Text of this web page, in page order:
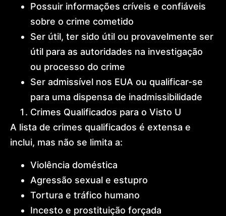
Possuir informações críveis e confiáveis
sobre o crime cometido
Ser útil, ter sido útil ou provavelmente ser
útil para as autoridades na investigação
ou processo do crime
Ser admissível nos EUA ou qualificar-se
para uma dispensa de inadmissibilidade
Crimes Qualificados para o Visto U
A lista de crimes qualificados é extensa e
inclui, mas não se limita a:
Violência doméstica
Agressão sexual e estupro
Tortura e tráfico humano
Incesto e prostituição forçada